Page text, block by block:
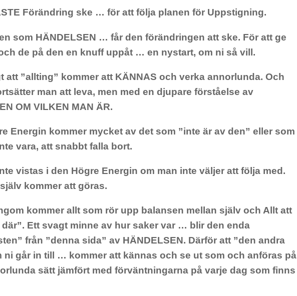
Förändring ske … för att följa planen för Uppstigning.
som HÄNDELSEN … får den förändringen att ske. För att ge
de på den en knuff uppåt … en nystart, om ni så vill.
att ”allting” kommer att KÄNNAS och verka annorlunda. Och
man att leva, men med en djupare förståelse av
OM VILKEN MAN ÄR.
Energin kommer mycket av det som ”inte är av den” eller som
vara, att snabbt falla bort.
vistas i den Högre Energin om man inte väljer att följa med.
kommer att göras.
kommer allt som rör upp balansen mellan själv och Allt att
där”. Ett svagt minne av hur saker var … blir den enda
från ”denna sida” av HÄNDELSEN. Därför att ”den andra
ni går in till … kommer att kännas och se ut som och anföras på
sätt jämfört med förväntningarna på varje dag som finns